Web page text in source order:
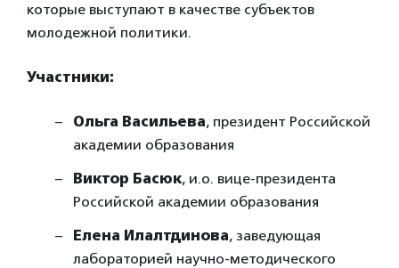
которые выступают в качестве субъектов
молодежной политики.
Участники:
Ольга Васильева, президент Российской
академии образования
Виктор Басюк, и.о. вице-президента
Российской академии образования
Елена Илалтдинова, заведующая
лабораторией научно-методического